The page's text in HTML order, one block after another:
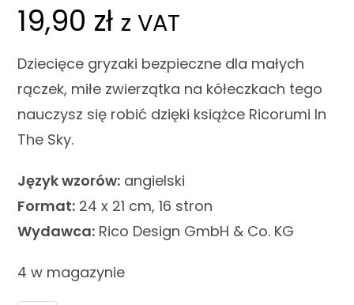
19,90 zł z VAT
Dziecięce gryzaki bezpieczne dla małych
rączek, miłe zwierzątka na kółeczkach tego
nauczysz się robić dzięki książce Ricorumi In
The Sky.
Język wzorów: angielski
Format: 24 x 21 cm, 16 stron
Wydawca: Rico Design GmbH & Co. KG
4 w magazynie